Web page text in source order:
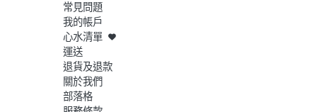
常見問題
我的帳戶
心水清單
運送
退貨及退款
關於我們
部落格